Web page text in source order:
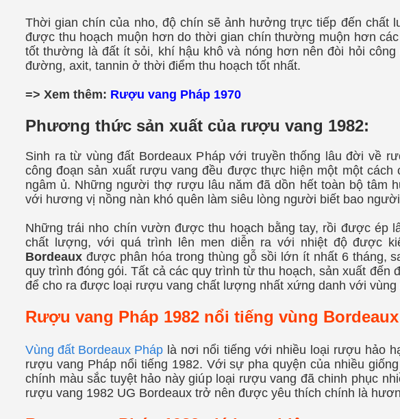
Thời gian chín của nho, độ chín sẽ ảnh hưởng trực tiếp đến chất
được thu hoạch muộn hơn do thời gian chín thường muộn hơn
tốt thường là đất ít sỏi, khí hậu khô và nóng hơn nên đòi hỏi
đường, axit, tannin ở thời điểm thu hoạch tốt nhất.
=> Xem thêm: Rượu vang Pháp 1970
Phương thức sản xuất của rượu vang 1982:
Sinh ra từ vùng đất Bordeaux Pháp với truyền thống lâu đời về
công đoạn sản xuất rượu vang đều được thực hiện một một
ngâm ủ. Những người thợ rượu lâu năm đã dồn hết toàn bộ tâm
với hương vị nồng nàn khó quên làm siêu lòng người biết bao
Những trái nho chín vườn được thu hoạch bằng tay, rồi được ép
chất lượng, với quá trình lên men diễn ra với nhiệt độ được
Bordeaux được phân hóa trong thùng gỗ sồi lớn ít nhất 6 tháng,
quy trình đóng gói. Tất cả các quy trình từ thu hoạch, sản xuất
để cho ra được loại rượu vang chất lượng nhất xứng danh với vùng
Rượu vang Pháp 1982 nổi tiếng vùng Bordeaux
Vùng đất Bordeaux Pháp là nơi nổi tiếng với nhiều loại rượu hảo
rượu vang Pháp nổi tiếng 1982. Với sự pha quyện của nhiều
chính màu sắc tuyệt hảo này giúp loại rượu vang đã chinh phục
rượu vang 1982 UG Bordeaux trở nên được yêu thích chính là